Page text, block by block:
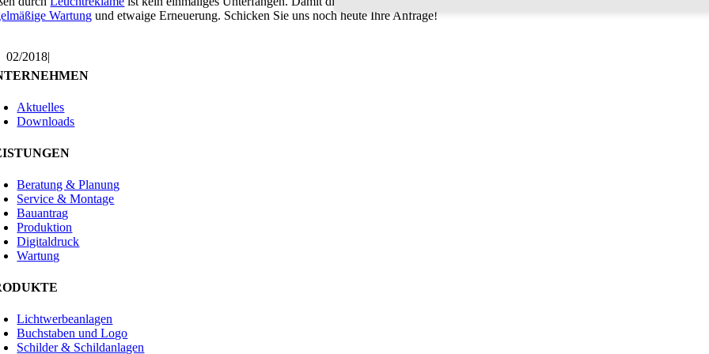
Wartung und etwaige Erneuerung. Schicken Sie uns noch heute Ihre Anfrage!
02/2018|
Aktuelles
Downloads
Beratung & Planung
Service & Montage
Bauantrag
Produktion
Digitaldruck
Wartung
Lichtwerbeanlagen
Buchstaben und Logo
Schilder & Schildanlagen